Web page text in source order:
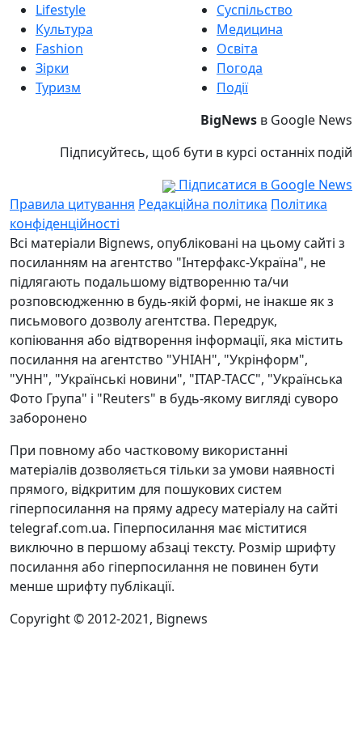
Lifestyle
Культура
Fashion
Зірки
Туризм
Суспільство
Медицина
Освіта
Погода
Події
BigNews в Google News
Підписуйтесь, щоб бути в курсі останніх подій
Підписатися в Google News
Правила цитування Редакційна політика Політика
конфіденційності
Всі матеріали Bignews, опубліковані на цьому сайті з
посиланням на агентство "Інтерфакс-Україна", не
підлягають подальшому відтворенню та/чи
розповсюдженню в будь-якій формі, не інакше як з
письмового дозволу агентства. Передрук,
копіювання або відтворення інформації, яка містить
посилання на агентство "УНІАН", "Укрінформ",
"УНН", "Українські новини", "ІТАР-ТАСС", "Українська
Фото Група" і "Reuters" в будь-якому вигляді суворо
заборонено
При повному або частковому використанні
матеріалів дозволяється тільки за умови наявності
прямого, відкритим для пошукових систем
гіперпосилання на пряму адресу матеріалу на сайті
telegraf.com.ua. Гіперпосилання має міститися
виключно в першому абзаці тексту. Розмір шрифту
посилання або гіперпосилання не повинен бути
менше шрифту публікації.
Copyright © 2012-2021, Bignews